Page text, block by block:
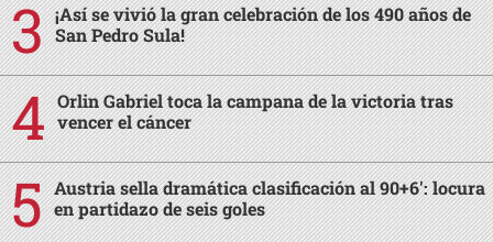
¡Así se vivió la gran celebración de los 490 años de
San Pedro Sula!
Orlin Gabriel toca la campana de la victoria tras
vencer el cáncer
Austria sella dramática clasificación al 90+6': locura
en partidazo de seis goles